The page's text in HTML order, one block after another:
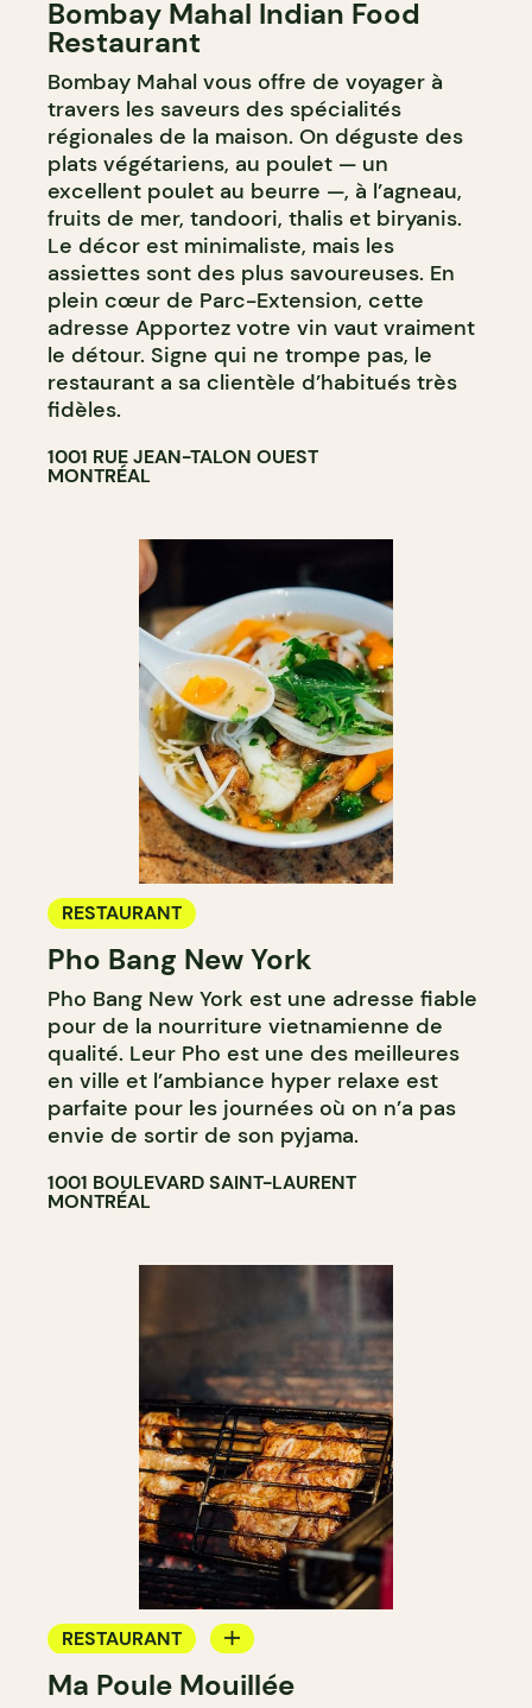
APPORTEZ VOTRE VIN
Bombay Mahal Indian Food
Restaurant
Bombay Mahal vous offre de voyager à
travers les saveurs des spécialités
régionales de la maison. On déguste des
plats végétariens, au poulet — un
excellent poulet au beurre —, à l’agneau,
fruits de mer, tandoori, thalis et biryanis.
Le décor est minimaliste, mais les
assiettes sont des plus savoureuses. En
plein cœur de Parc-Extension, cette
adresse Apportez votre vin vaut vraiment
le détour. Signe qui ne trompe pas, le
restaurant a sa clientèle d’habitués très
fidèles.
1001 RUE JEAN-TALON OUEST
MONTRÉAL
RESTAURANT
Pho Bang New York
Pho Bang New York est une adresse fiable
pour de la nourriture vietnamienne de
qualité. Leur Pho est une des meilleures
en ville et l’ambiance hyper relaxe est
parfaite pour les journées où on n’a pas
envie de sortir de son pyjama.
1001 BOULEVARD SAINT-LAURENT
MONTRÉAL
RESTAURANT
COMPTOIR
Ma Poule Mouillée